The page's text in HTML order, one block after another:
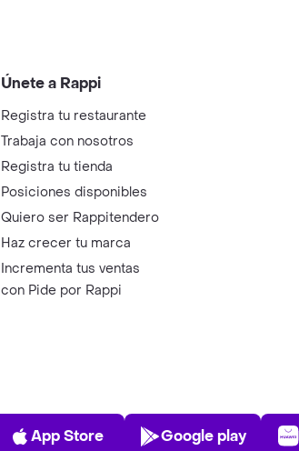
Únete a Rappi
Registra tu restaurante
Trabaja con nosotros
Registra tu tienda
Posiciones disponibles
Quiero ser Rappitendero
Haz crecer tu marca
Incrementa tus ventas
con Pide por Rappi
App Store
App Store
Play Store
Google play